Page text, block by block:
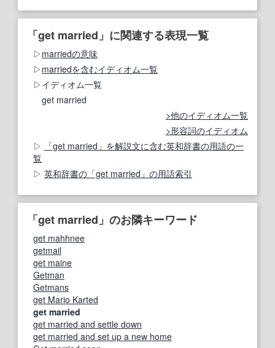
「get married」に関連する表現一覧
marriedの意味
marriedを含むイディオム一覧
イディオム一覧
get married
他のイディオム一覧
形容詞のイディオム
「get married」を解説文に含む英和辞書の用語の一
覧
英和辞書の「get married」の用語索引
「get married」のお隣キーワード
get mahhnee
getmail
get maine
Getman
Getmans
get Mario Karted
get married
get married and settle down
get married and set up a new home